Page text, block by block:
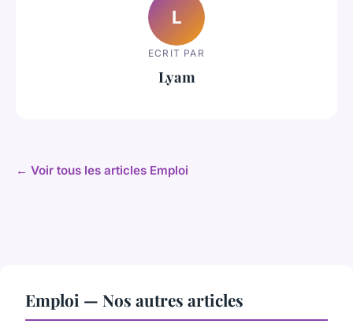
L
ECRIT PAR
Lyam
← Voir tous les articles Emploi
Emploi — Nos autres articles